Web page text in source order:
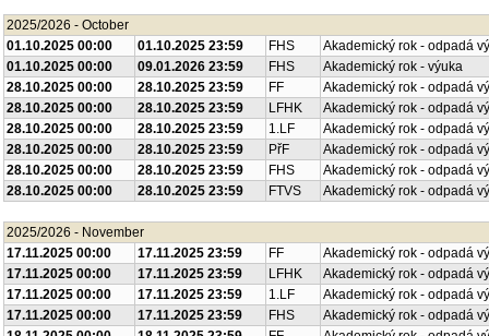
2025/2026 - October
01.10.2025 00:00
01.10.2025 23:59 FHS
Akademický rok - odpadá
01.10.2025 00:00
09.01.2026 23:59 FHS
Akademický rok - výuka
28.10.2025 00:00
28.10.2025 23:59 FF
Akademický rok - odpadá
28.10.2025 00:00
28.10.2025 23:59 LFHK
Akademický rok - odpadá
28.10.2025 00:00
28.10.2025 23:59 1.LF
Akademický rok - odpadá
28.10.2025 00:00
28.10.2025 23:59 PřF
Akademický rok - odpadá
28.10.2025 00:00
28.10.2025 23:59 FHS
Akademický rok - odpadá
28.10.2025 00:00
28.10.2025 23:59 FTVS Akademický rok - odpadá
2025/2026 - November
17.11.2025 00:00
17.11.2025 23:59 FF
Akademický rok - odpadá
17.11.2025 00:00
17.11.2025 23:59 LFHK
Akademický rok - odpadá
17.11.2025 00:00
17.11.2025 23:59 1.LF
Akademický rok - odpadá
17.11.2025 00:00
17.11.2025 23:59 FHS
Akademický rok - odpadá